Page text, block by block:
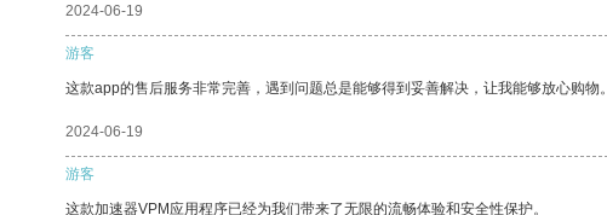
2024-06-19
游客
这款app的售后服务非常完善，遇到问题总是能够得到妥善解决，让我能够放心购物。
2024-06-19
游客
这款加速器VPM应用程序已经为我们带来了无限的流畅体验和安全性保护。